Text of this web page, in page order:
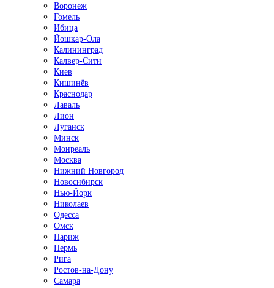
Воронеж
Гомель
Ибица
Йошкар-Ола
Калининград
Калвер-Сити
Киев
Кишинёв
Краснодар
Лаваль
Лион
Луганск
Минск
Монреаль
Москва
Нижний Новгород
Новосибирск
Нью-Йорк
Николаев
Одесса
Омск
Париж
Пермь
Рига
Ростов-на-Дону
Самара